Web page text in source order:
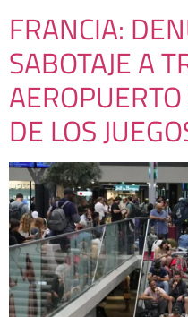
FRANCIA:
SABOTAJE A
DE LOS